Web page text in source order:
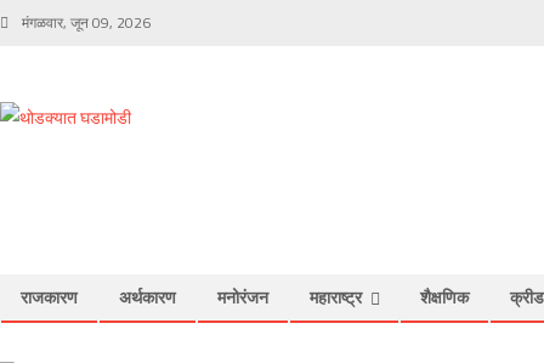
Skip to content
मंगळवार, जून 09, 2026
राजकारण अर्थकारण मनोरंजन महाराष्ट्र शैक्षणिक